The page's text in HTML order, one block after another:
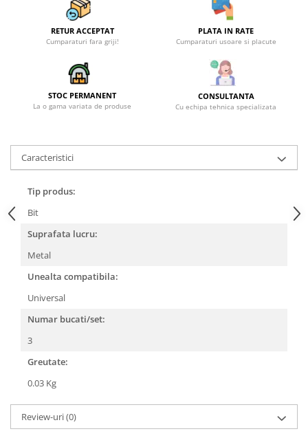
Sarma constructii
Scule, unelte si masini
Sfoara si franghii
Suruburi, dibluri si accesorii
Corpuri de iluminat
Aplice si plafoniere
Lustre si pendule
Spoturi
Accesorii corpuri de iluminat
Lampi de veghe copii
Proiectoare
Veioze si lampi
CRACIUN
Instalatii de Craciun
RETUR ACCEPTAT
Cumparaturi fara griji!
PLATA IN RATE
Cumparaturi usoare si placute
STOC PERMANENT
La o gama variata de produse
CONSULTANTA
Cu echipa tehnica specializata
Caracteristici
Tip produs:
Bit
Suprafata lucru:
Metal
Unealta compatibila:
Universal
Numar bucati/set:
3
Greutate:
0.03 Kg
Review-uri(0)